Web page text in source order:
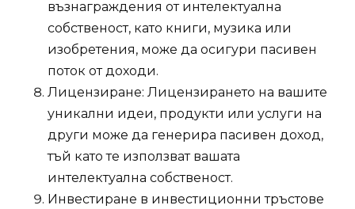
възнаграждения от интелектуална
собственост, като книги, музика или
изобретения, може да осигури пасивен
поток от доходи.
Лицензиране: Лицензирането на вашите
уникални идеи, продукти или услуги на
други може да генерира пасивен доход,
тъй като те използват вашата
интелектуална собственост.
Инвестиране в инвестиционни тръстове